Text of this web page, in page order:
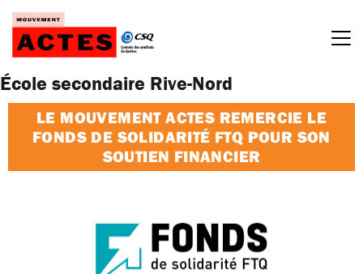
Passer
contenu
École secondaire Rive-Nord
LE MOUVEMENT ACTES REMERCIE LE
FONDS DE SOLIDARITÉ FTQ POUR SON
SOUTIEN FINANCIER